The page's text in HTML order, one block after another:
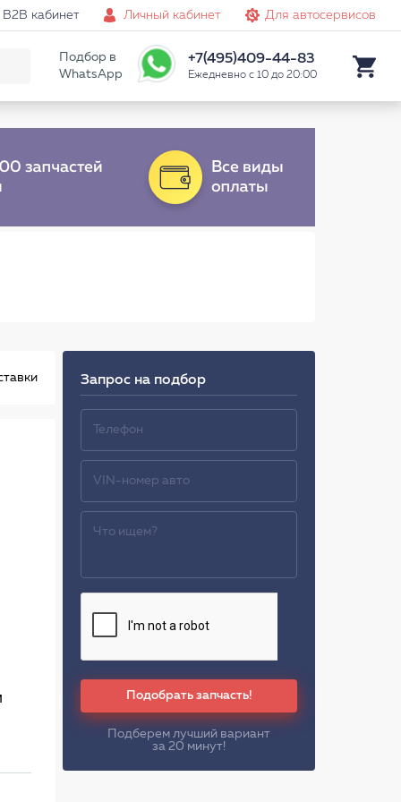
B2B кабинет Личный кабинет Для автосервисов
Подбор в
WhatsApp
+7(495)409-44-83
Ежедневно с 10 до 20:00
Запрос на подбор
Подобрать запчасть!
Подберем лучший вариант
за 20 минут!